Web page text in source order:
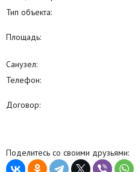
Тип объекта:
Площадь:
Санузел:
Телефон:
Договор:
Поделитесь со своими друзьями: